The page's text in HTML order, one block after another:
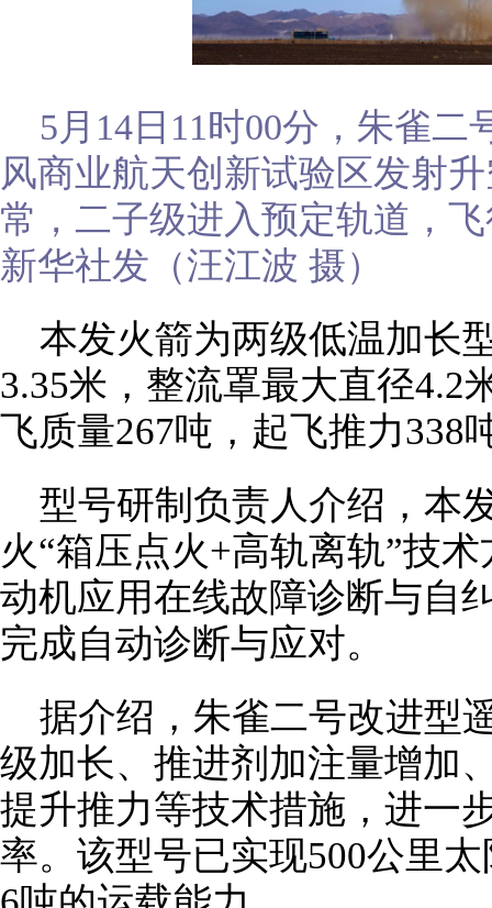
5月14日11时00分，朱雀
风商业航天创新试验区发射
常，二子级进入预定轨道，
新华社发（汪江波 摄）
本发火箭为两级低温加长
3.35米，整流罩最大直径4.2
飞质量267吨，起飞推力338
型号研制负责人介绍，本
火“箱压点火+高轨离轨”技
动机应用在线故障诊断与自
完成自动诊断与应对。
据介绍，朱雀二号改进型
级加长、推进剂加注量增加
提升推力等技术措施，进一
率。该型号已实现500公里